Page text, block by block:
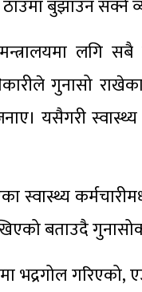
बुझाउन सक्ने
लगि
गुनासो
यसैगरी
स्वास्थ्य
बताउदै
भद्रगोल